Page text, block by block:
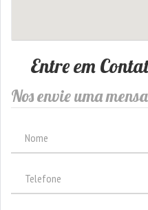
Entre em
Nos envie uma